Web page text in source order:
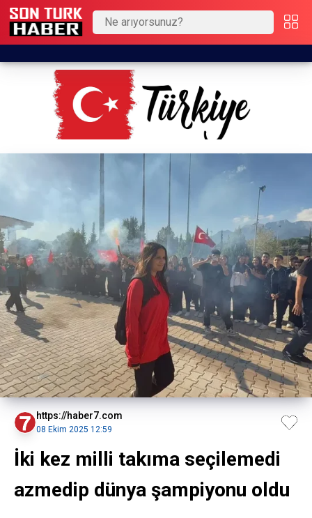
https://haber7.com
08 Ekim 2025 12:59
İki kez milli takıma seçilemedi
azmedip dünya şampiyonu oldu